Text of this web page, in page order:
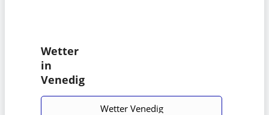
Wetter
in
Venedig
Wetter Venedig